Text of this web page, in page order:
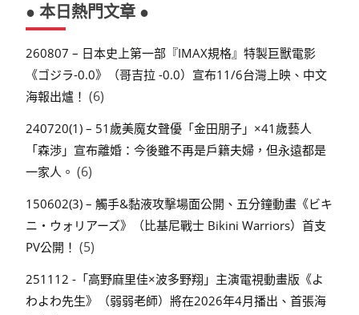
● 本日熱門文章 ●
260807 – 日本史上第一部『IMAX規格』特製巨獸電影
《ゴジラ-0.0》（哥吉拉 -0.0）宣布11/6台灣上映、中文
海報出爐！ (6)
240720(1) – 51歲美魔女聲優「金田朋子」×41歲藝人
「森渉」宣布離婚：今後雖不再是戶籍夫婦，但永遠都是
一家人。 (6)
150602(3) – 觸手&黏液攻擊場面公開、五分鐘動畫《ビキ
ニ・ウォリアーズ》（比基尼戰士 Bikini Warriors）首支
PV公開！ (5)
251112 -「高野麻里佳×波多野翔」主演電視動畫版《よ
わよわ先生》（弱弱老師）將在2026年4月播出、首張海